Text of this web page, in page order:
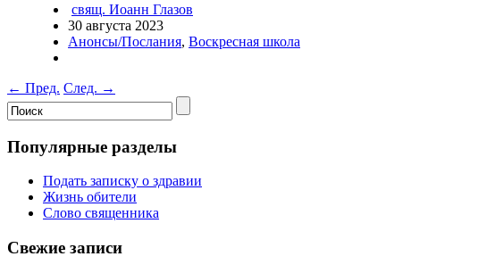
свящ. Иоанн Глазов
30 августа 2023
Анонсы/Послания, Воскресная школа
← Пред. След. →
Популярные разделы
Подать записку о здравии
Жизнь обители
Слово священника
Свежие записи